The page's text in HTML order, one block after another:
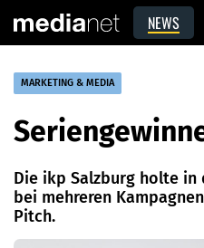
NEWS
MARKETING & MEDIA
Die ikp Salzburg holte
bei mehreren
Pitch.